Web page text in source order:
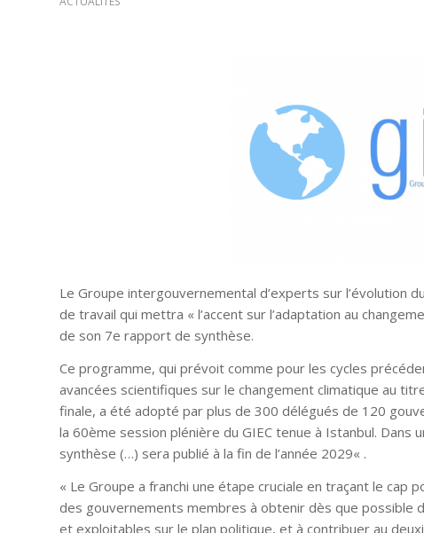
Le Groupe intergouvernemental d’experts sur l’évolution
de travail qui mettra « l’accent sur l’adaptation au
de son 7e rapport de synthèse.
Ce programme, qui prévoit comme pour les cycles
avancées scientifiques sur le changement climatique au
finale, a été adopté par plus de 300 délégués de 120
la 60ème session plénière du GIEC tenue à Istanbul. Dans
synthèse (…) sera publié à la fin de l’année 2029« .
« Le Groupe a franchi une étape cruciale en traçant le cap
des gouvernements membres à obtenir dès que
et exploitables sur le plan politique, et à contribuer au